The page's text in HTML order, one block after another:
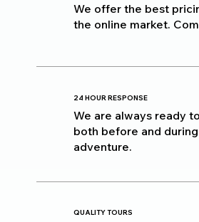
We offer the best
the online market.
24 HOUR RESPONSE
We are always ready
both before and
adventure.
QUALITY TOURS